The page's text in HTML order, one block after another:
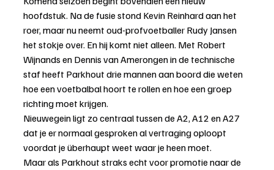
hoofdstuk. Na de fusie stond Kevin Reinhard aan het
roer, maar nu neemt oud-profvoetballer Rudy Jansen
het stokje over. En hij komt niet alleen. Met Robert
Wijnands en Dennis van Amerongen in de technische
staf heeft Parkhout drie mannen aan boord die weten
hoe een voetbalbal hoort te rollen en hoe een groep
richting moet krijgen.
Nieuwegein ligt zo centraal tussen de A2, A12 en A27
dat je er normaal gesproken al vertraging oploopt
voordat je überhaupt weet waar je heen moet.
Maar als Parkhout straks echt voor promotie naar de